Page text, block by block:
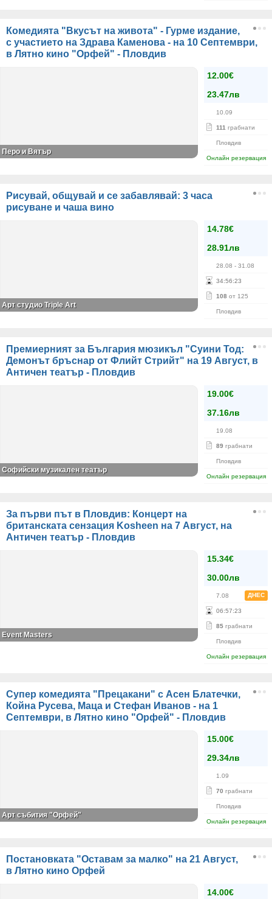
Комедията "Вкусът на живота" - Гурме издание,
с участието на Здрава Каменова - на 10 Септември,
в Лятно кино "Орфей" - Пловдив
12.00€
23.47лв
10.09
111 грабнати
Пловдив
Онлайн резервация
Перо и Вятър
Рисувай, общувай и се забавлявай: 3 часа
рисуване и чаша вино
14.78€
28.91лв
28.08 - 31.08
34:56:22
108 от 125
Пловдив
Арт студио Triple Art
Премиерният за България мюзикъл "Суини Тод:
Демонът бръснар от Флийт Стрийт" на 19 Август, в
Античен театър - Пловдив
19.00€
37.16лв
19.08
89 грабнати
Пловдив
Онлайн резервация
Софийски музикален театър
За първи път в Пловдив: Концерт на
британската сензация Kosheen на 7 Август, на
Античен театър - Пловдив
15.34€
30.00лв
7.08 ДНЕС
06:57:22
85 грабнати
Пловдив
Онлайн резервация
Event Masters
Супер комедията "Прецакани" с Асен Блатечки,
Койна Русева, Маца и Стефан Иванов - на 1
Септември, в Лятно кино "Орфей" - Пловдив
15.00€
29.34лв
1.09
70 грабнати
Пловдив
Онлайн резервация
Арт събития "Орфей"
Постановката "Оставам за малко" на 21 Август,
в Лятно кино Орфей
14.00€